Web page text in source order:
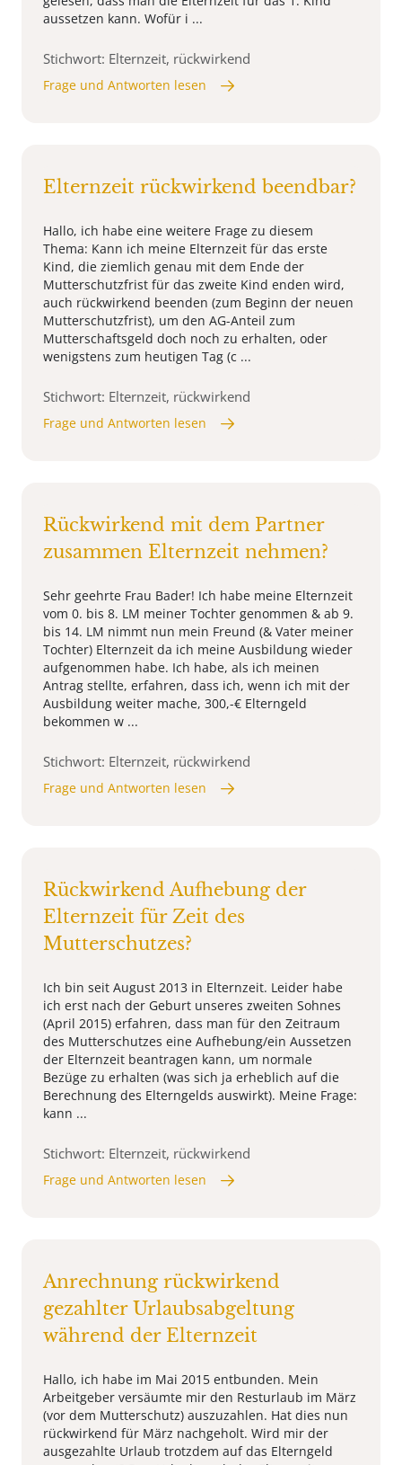
aussetzen kann. Wofür i ...
Stichwort: Elternzeit, rückwirkend
Frage und Antworten lesen
Elternzeit rückwirkend beendbar?
Hallo, ich habe eine weitere Frage zu diesem
Thema: Kann ich meine Elternzeit für das erste
Kind, die ziemlich genau mit dem Ende der
Mutterschutzfrist für das zweite Kind enden wird,
auch rückwirkend beenden (zum Beginn der neuen
Mutterschutzfrist), um den AG-Anteil zum
Mutterschaftsgeld doch noch zu erhalten, oder
wenigstens zum heutigen Tag (c ...
Stichwort: Elternzeit, rückwirkend
Frage und Antworten lesen
Rückwirkend mit dem Partner
zusammen Elternzeit nehmen?
Sehr geehrte Frau Bader! Ich habe meine Elternzeit
vom 0. bis 8. LM meiner Tochter genommen & ab 9.
bis 14. LM nimmt nun mein Freund (& Vater meiner
Tochter) Elternzeit da ich meine Ausbildung wieder
aufgenommen habe. Ich habe, als ich meinen
Antrag stellte, erfahren, dass ich, wenn ich mit der
Ausbildung weiter mache, 300,-€ Elterngeld
bekommen w ...
Stichwort: Elternzeit, rückwirkend
Frage und Antworten lesen
Rückwirkend Aufhebung der
Elternzeit für Zeit des
Mutterschutzes?
Ich bin seit August 2013 in Elternzeit. Leider habe
ich erst nach der Geburt unseres zweiten Sohnes
(April 2015) erfahren, dass man für den Zeitraum
des Mutterschutzes eine Aufhebung/ein Aussetzen
der Elternzeit beantragen kann, um normale
Bezüge zu erhalten (was sich ja erheblich auf die
Berechnung des Elterngelds auswirkt). Meine Frage:
kann ...
Stichwort: Elternzeit, rückwirkend
Frage und Antworten lesen
Anrechnung rückwirkend
gezahlter Urlaubsabgeltung
während der Elternzeit
Hallo, ich habe im Mai 2015 entbunden. Mein
Arbeitgeber versäumte mir den Resturlaub im März
(vor dem Mutterschutz) auszuzahlen. Hat dies nun
rückwirkend für März nachgeholt. Wird mir der
ausgezahlte Urlaub trotzdem auf das Elterngeld